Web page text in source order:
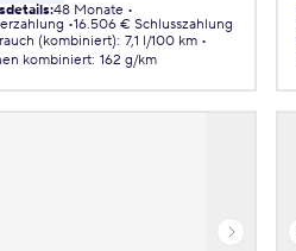
:48 Monate
16.506 € Schlusszahlung
(kombiniert): 7,1 l/100 km
kombiniert: 162 g/km